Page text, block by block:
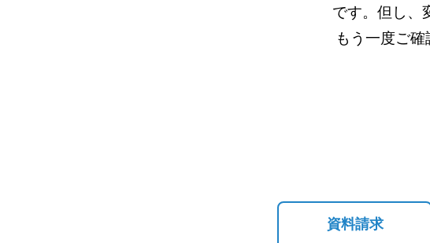
です。但し、変更の場合
もう一度ご確認をよろ
資料請求